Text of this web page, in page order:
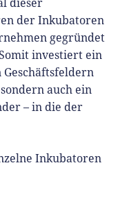
dieser
der Inkubatoren
gegründet
investiert ein
auch ein
– in die der
Inkubatoren